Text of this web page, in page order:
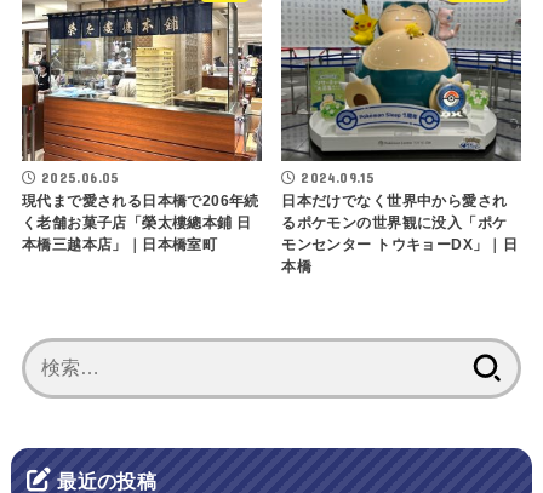
2025.06.05
現代まで愛される日本橋で206年続
く老舗お菓子店「榮太樓總本鋪 日
本橋三越本店」｜日本橋室町
2024.09.15
日本だけでなく世界中から愛され
るポケモンの世界観に没入「ポケ
モンセンター トウキョーDX」｜日
本橋
索:
最近の投稿